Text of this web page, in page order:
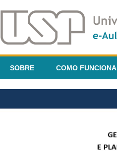
SOBRE COMO FUNCIONA